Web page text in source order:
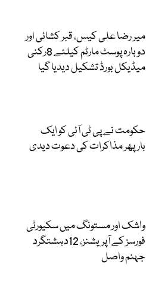
میر رضا علی کیس، قبر کشائی اور
دوبارہ پوسٹ مارٹم کیلئے 8رکنی
میڈیکل بورڈ تشکیل دیدیا گیا
حکومت نے پی ٹی آئی کو ایک
بارپھر مذاکرات کی دعوت دیدی
واشک اور مستونگ میں سکیورٹی
فورسز کے آپریشنز، 12دہشتگرد
جہنم واصل